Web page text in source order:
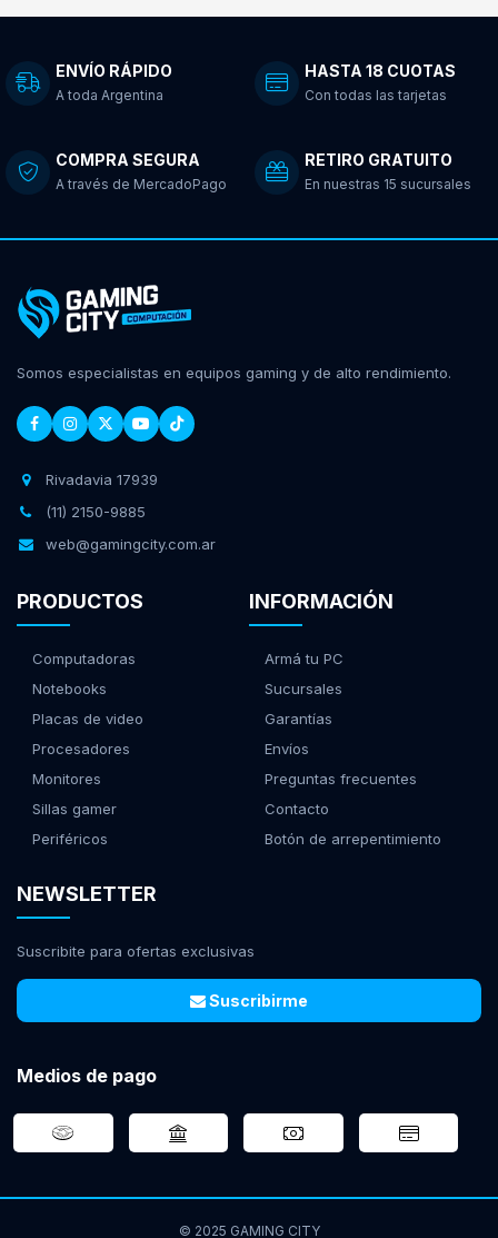
ENVÍO RÁPIDO
A toda Argentina
HASTA 18 CUOTAS
Con todas las tarjetas
COMPRA SEGURA
A través de MercadoPago
RETIRO GRATUITO
En nuestras 15 sucursales
Somos especialistas en equipos gaming y de alto rendimiento.
Rivadavia 17939
(11) 2150-9885
web@gamingcity.com.ar
PRODUCTOS
Computadoras
Notebooks
Placas de video
Procesadores
Monitores
Sillas gamer
Periféricos
INFORMACIÓN
Armá tu PC
Sucursales
Garantías
Envíos
Preguntas frecuentes
Contacto
Botón de arrepentimiento
NEWSLETTER
Suscribite para ofertas exclusivas
Suscribirme
Medios de pago
© 2025 GAMING CITY